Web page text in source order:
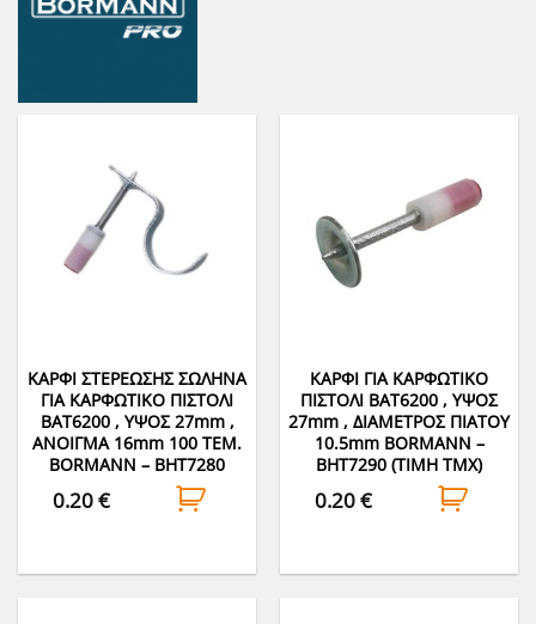
ΚΑΡΦΙ ΣΤΕΡΕΩΣΗΣ ΣΩΛΗΝΑ
ΓΙΑ ΚΑΡΦΩΤΙΚΟ ΠΙΣΤΟΛΙ
BAT6200 , ΥΨΟΣ 27mm ,
ΑΝΟΙΓΜΑ 16mm 100 ΤΕΜ.
BORMANN – BHT7280
0.20€
ΚΑΡΦΙ ΓΙΑ ΚΑΡΦΩΤΙΚΟ
ΠΙΣΤΟΛΙ BAT6200 , ΥΨΟΣ
27mm , ΔΙΑΜΕΤΡΟΣ ΠΙΑΤΟΥ
10.5mm BORMANN –
BHT7290 (ΤΙΜΗ ΤΜΧ)
0.20€